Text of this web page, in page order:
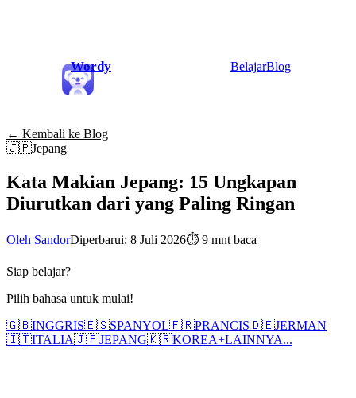
Wordy BelajarBlog
← Kembali ke Blog
🇯🇵Jepang
Kata Makian Jepang: 15 Ungkapan
Diurutkan dari yang Paling Ringan
Oleh SandorDiperbarui: 8 Juli 2026⏱ 9 mnt baca
Siap belajar?
Pilih bahasa untuk mulai!
🇬🇧INGGRIS🇪🇸SPANYOL🇫🇷PRANCIS🇩🇪JERMAN
🇮🇹ITALIA🇯🇵JEPANG🇰🇷KOREA+LAINNYA...